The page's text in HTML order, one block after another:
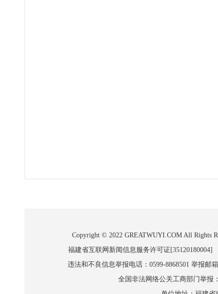
Copyright © 2022 GREATWUYI.COM All Rights
福建省互联网新闻信息服务许可证
违法和不良信息举报电话：0599-8868501 举报邮
全国非法网络公关工商部门举报